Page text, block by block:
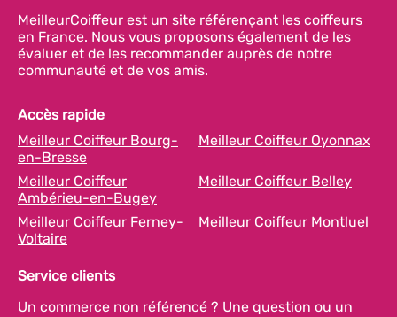
MeilleurCoiffeur est un site référençant les coiffeurs
en France. Nous vous proposons également de les
évaluer et de les recommander auprès de notre
communauté et de vos amis.
Accès rapide
Meilleur Coiffeur Bourg-
en-Bresse
Meilleur Coiffeur Oyonnax
Meilleur Coiffeur
Ambérieu-en-Bugey
Meilleur Coiffeur Belley
Meilleur Coiffeur Ferney-
Voltaire
Meilleur Coiffeur Montluel
Service clients
Un commerce non référencé ? Une question ou un